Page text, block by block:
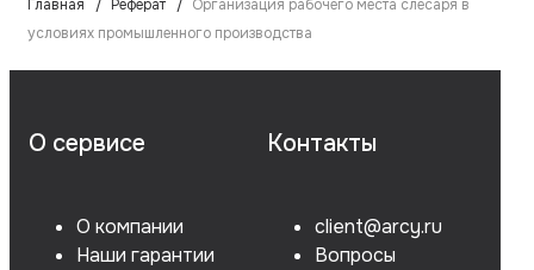
Главная Реферат
Организация рабочего места слесаря в
условиях промышленного производства
О сервисе
О компании
Наши гарантии
Контакты
client@arcy.ru
Вопросы